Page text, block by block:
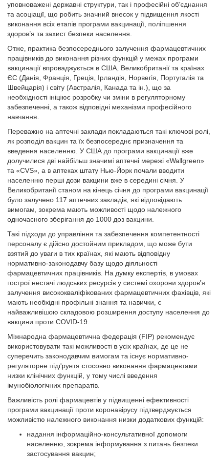
уповноважені державні структури, так і професійні об’єднання
та асоціації, що робить значний внесок у підвищення якості
виконання всіх етапів програми вакцинації, поліпшення
здоров’я та захист безпеки населення.
Отже, практика безпосереднього залучення фармацевтичних
працівників до виконання різних функцій у межах програми
вакцинації впроваджується в США, Великобританії та країнах
ЄС (Данія, Франція, Греція, Ірландія, Норвегія, Португалія та
Швейцарія) і світу (Австралія, Канада та ін.), що за
необхідності ініціює розробку чи зміни в регуляторному
забезпеченні, а також відповідні механізми професійного
навчання.
Переважно на аптечні заклади покладаються такі ключові ролі,
як розподіл вакцин та їх безпосереднє призначення та
введення населенню. У США до програми вакцинації вже
долучилися дві найбільш значимі аптечні мережі «Wallgreen»
та «CVS», а в аптеках штату Нью-Йорк почали вводити
населенню перші дози вакцини вже в середині січня. У
Великобританії станом на кінець січня до програми вакцинації
було залучено 117 аптечних закладів, які відповідають
вимогам, зокрема мають можливості щодо належного
одночасного зберігання до 1000 доз вакцини.
Такі підходи до управління та забезпечення компетентності
персоналу є дійсно достойним прикладом, що може бути
взятий до уваги в тих країнах, які мають відповідну
нормативно-законодавчу базу щодо діяльності
фармацевтичних працівників. На думку експертів, в умовах
гострої нестачі людських ресурсів у системі охорони здоров’я
залучення висококваліфікованих фармацевтичних фахівців, які
мають необхідні профільні знання та навички, є
найважливішою складовою розширення доступу населення до
вакцини проти COVID-19.
Міжнародна фармацевтична федерація (FIP) рекомендує
використовувати такі можливості в усіх країнах, де це не
суперечить законодавчим вимогам та існує нормативно-
регуляторне підґрунтя стосовно виконання фармацевтами
низки клінічних функцій, у тому числі введення
імунобіологічних препаратів.
Важливість ролі фармацевтів у підвищенні ефективності
програми вакцинації проти коронавірусу підтверджується
можливістю належного виконання низки додаткових функцій:
надання інформаційно-консультативної допомоги
населенню, зокрема інформування з питань безпеки
застосування вакцин;